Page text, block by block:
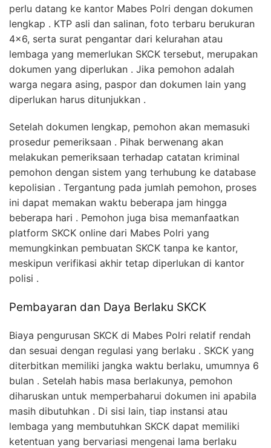
perlu datang ke kantor Mabes Polri dengan dokumen
lengkap . KTP asli dan salinan, foto terbaru berukuran
4×6, serta surat pengantar dari kelurahan atau
lembaga yang memerlukan SKCK tersebut, merupakan
dokumen yang diperlukan . Jika pemohon adalah
warga negara asing, paspor dan dokumen lain yang
diperlukan harus ditunjukkan .
Setelah dokumen lengkap, pemohon akan memasuki
prosedur pemeriksaan . Pihak berwenang akan
melakukan pemeriksaan terhadap catatan kriminal
pemohon dengan sistem yang terhubung ke database
kepolisian . Tergantung pada jumlah pemohon, proses
ini dapat memakan waktu beberapa jam hingga
beberapa hari . Pemohon juga bisa memanfaatkan
platform SKCK online dari Mabes Polri yang
memungkinkan pembuatan SKCK tanpa ke kantor,
meskipun verifikasi akhir tetap diperlukan di kantor
polisi .
Pembayaran dan Daya Berlaku SKCK
Biaya pengurusan SKCK di Mabes Polri relatif rendah
dan sesuai dengan regulasi yang berlaku . SKCK yang
diterbitkan memiliki jangka waktu berlaku, umumnya 6
bulan . Setelah habis masa berlakunya, pemohon
diharuskan untuk memperbaharui dokumen ini apabila
masih dibutuhkan . Di sisi lain, tiap instansi atau
lembaga yang membutuhkan SKCK dapat memiliki
ketentuan yang bervariasi mengenai lama berlaku